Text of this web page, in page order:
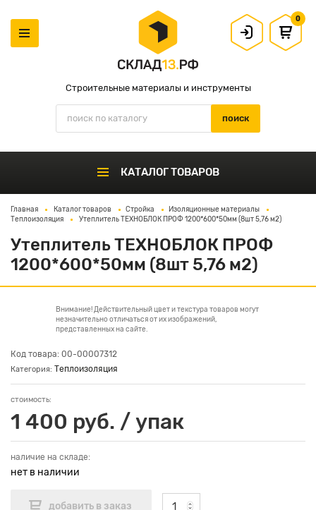
Строительные материалы и инструменты
0
КАТАЛОГ ТОВАРОВ
Главная Каталог товаров Стройка
Изоляционные материалы
Теплоизоляция
Утеплитель ТЕХНОБЛОК ПРОФ 1200*600*50мм (8шт 5,76 м2)
Утеплитель ТЕХНОБЛОК ПРОФ
1200*600*50мм (8шт 5,76 м2)
Внимание! Действительный цвет и текстура товаров могут
незначительно отличаться от их изображений,
представленных на сайте.
Код товара: 00-00007312
Категория: Теплоизоляция
стоимость:
1 400 руб. / упак
наличие на складе:
нет в наличии